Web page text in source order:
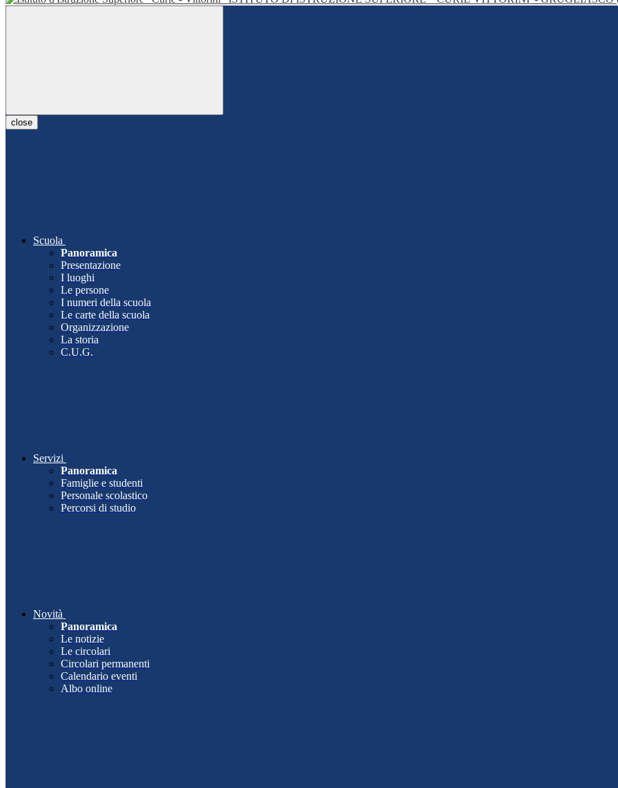
close
Scuola
Panoramica
Presentazione
I luoghi
Le persone
I numeri della scuola
Le carte della scuola
Organizzazione
La storia
C.U.G.
Servizi
Panoramica
Famiglie e studenti
Personale scolastico
Percorsi di studio
Novità
Panoramica
Le notizie
Le circolari
Circolari permanenti
Calendario eventi
Albo online